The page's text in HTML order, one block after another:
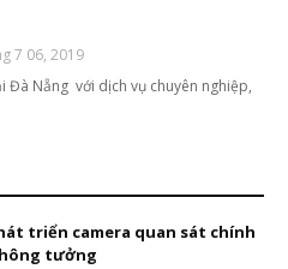
7 06, 2019
Đà Nẵng với dịch vụ chuyên nghiệp,
triển camera quan sát chính
tưởng